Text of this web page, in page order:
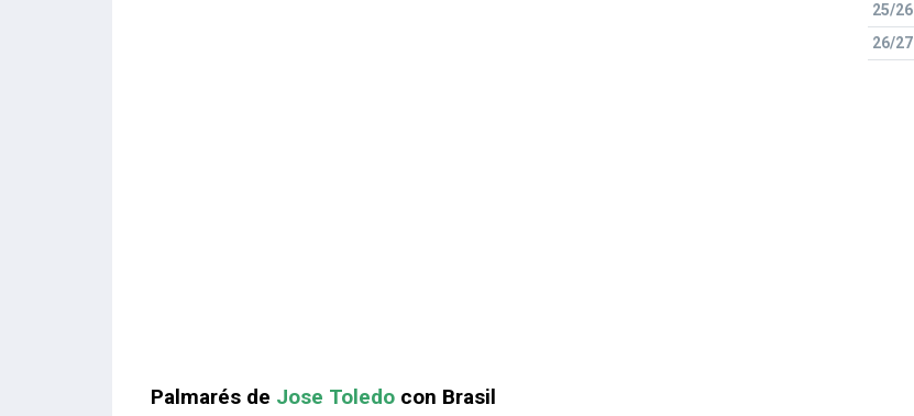
25/26
26/27
Palmarés de Jose Toledo con Brasil